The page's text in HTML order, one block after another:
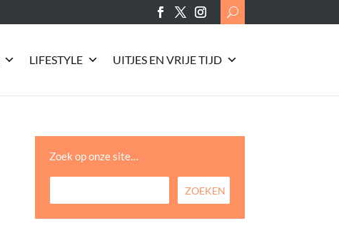
Search
for:
LIFESTYLE UITJES EN VRIJE TIJD
Zoek op onze site…